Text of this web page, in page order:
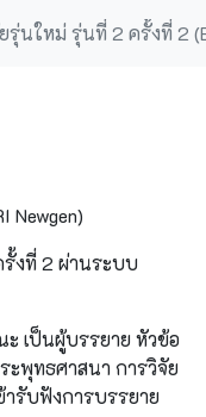
ใหม่ รุ่นที่ 2 ครั้งที่ 2
งที่ 2 ผ่านระบบ
เป็นผู้บรรยาย หัวข้อ
พุทธศาสนา การวิจัย
รับฟังการบรรยาย